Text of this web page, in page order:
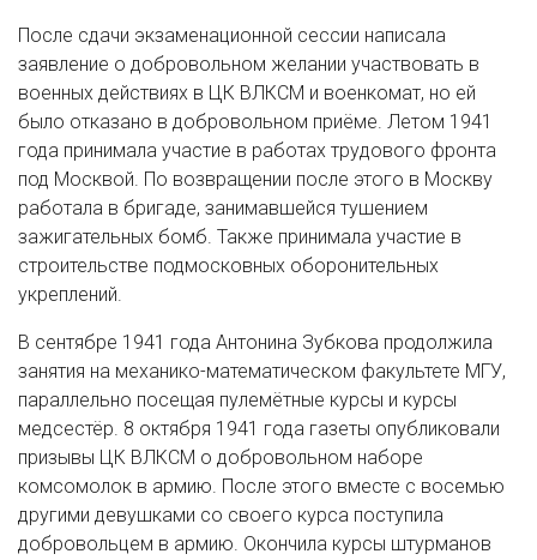
После сдачи экзаменационной сессии написала
заявление о добровольном желании участвовать в
военных действиях в ЦК ВЛКСМ и военкомат, но ей
было отказано в добровольном приёме. Летом 1941
года принимала участие в работах трудового фронта
под Москвой. По возвращении после этого в Москву
работала в бригаде, занимавшейся тушением
зажигательных бомб. Также принимала участие в
строительстве подмосковных оборонительных
укреплений.
В сентябре 1941 года Антонина Зубкова продолжила
занятия на механико-математическом факультете МГУ,
параллельно посещая пулемётные курсы и курсы
медсестёр. 8 октября 1941 года газеты опубликовали
призывы ЦК ВЛКСМ о добровольном наборе
комсомолок в армию. После этого вместе с восемью
другими девушками со своего курса поступила
добровольцем в армию. Окончила курсы штурманов